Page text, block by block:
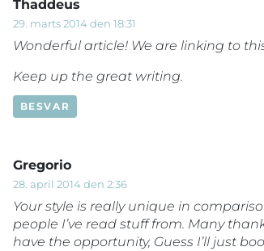
Thaddeus
29. marts 2014 den 18:31
Wonderful article! We are linking to
Keep up the great writing.
BESVAR
Gregorio
28. april 2014 den 2:36
Your style is really unique in
people I’ve read stuff from. Many
have the opportunity, Guess I’ll just